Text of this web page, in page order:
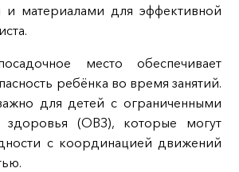
и материалами для эффективной
место обеспечивает
ребёнка во время занятий.
для детей с ограниченными
здоровья (ОВЗ), которые могут
с координацией движений